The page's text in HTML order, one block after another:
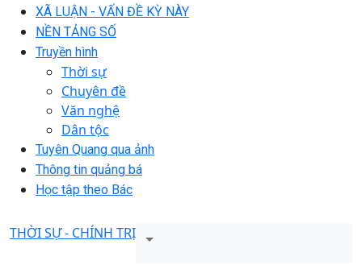
XÃ LUẬN - VẤN ĐỀ KỲ NÀY
NỀN TẢNG SỐ
Truyền hình
Thời sự
Chuyên đề
Văn nghệ
Dân tộc
Tuyên Quang qua ảnh
Thông tin quảng bá
Học tập theo Bác
THỜI SỰ - CHÍNH TRỊ